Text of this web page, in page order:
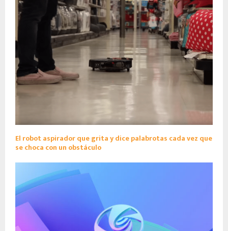
El robot aspirador que grita y dice palabrotas cada vez que
se choca con un obstáculo